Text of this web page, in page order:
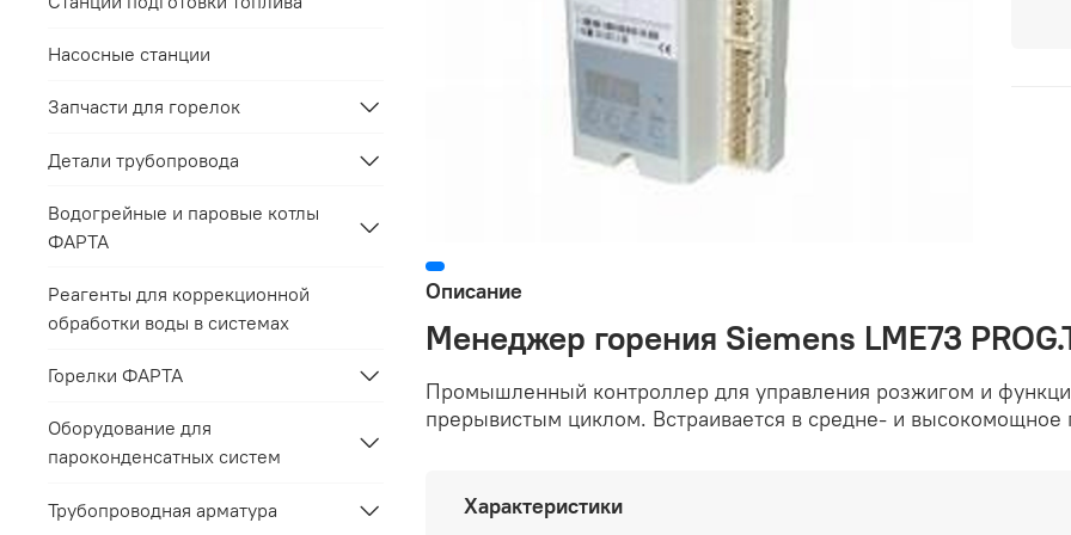
Описание
Менеджер горения Siemens LME73
Промышленный контроллер для управления розжигом и
прерывистым циклом. Встраивается в средне- и
Характеристики
Насосные станции
Запчасти для горелок
Детали трубопровода
Водогрейные и паровые котлы
ФАРТА
Реагенты для коррекционной
обработки воды в системах
Горелки ФАРТА
Оборудование для
пароконденсатных систем
Трубопроводная арматура